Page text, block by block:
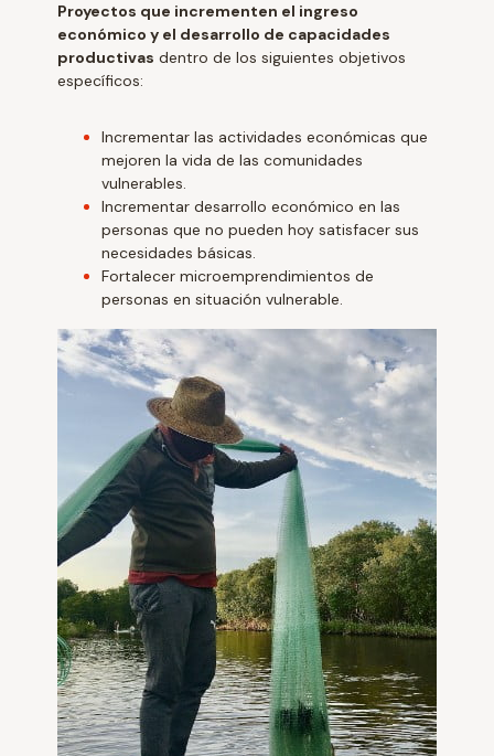
Proyectos que incrementen el ingreso
económico y el desarrollo de capacidades
productivas dentro de los siguientes objetivos
específicos:
Incrementar las actividades económicas que
mejoren la vida de las comunidades
vulnerables.
Incrementar desarrollo económico en las
personas que no pueden hoy satisfacer sus
necesidades básicas.
Fortalecer microemprendimientos de
personas en situación vulnerable.